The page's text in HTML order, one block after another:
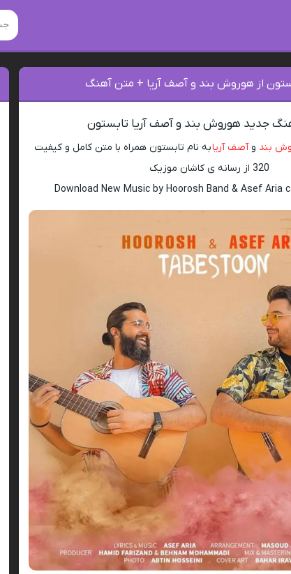
از هوروش بند و آصف آریا + متن آهنگ
جدید هوروش بند و آصف آریا تابستون
بند وآصف آریابه نام تابستون همراه با متن کامل و کیفیت
320 از رسانه ی کاشان موزیک
Download New Music by Hoorosh Band & Asef Aria